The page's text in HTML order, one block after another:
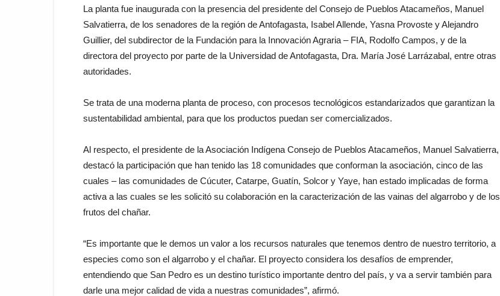
La planta fue inaugurada con la presencia del presidente del Consejo de Pueblos Atacameños, Manuel
Salvatierra, de los senadores de la región de Antofagasta, Isabel Allende, Yasna Provoste y Alejandro
Guillier, del subdirector de la Fundación para la Innovación Agraria – FIA, Rodolfo Campos, y de la
directora del proyecto por parte de la Universidad de Antofagasta, Dra. María José Larrázabal, entre otras
autoridades.
Se trata de una moderna planta de proceso, con procesos tecnológicos estandarizados que garantizan la
sustentabilidad ambiental, para que los productos puedan ser comercializados.
Al respecto, el presidente de la Asociación Indígena Consejo de Pueblos Atacameños, Manuel Salvatierra,
destacó la participación que han tenido las 18 comunidades que conforman la asociación, cinco de las
cuales – las comunidades de Cúcuter, Catarpe, Guatín, Solcor y Yaye, han estado implicadas de forma
activa a las cuales se les solicitó su colaboración en la caracterización de las vainas del algarrobo y de los
frutos del chañar.
“Es importante que le demos un valor a los recursos naturales que tenemos dentro de nuestro territorio, a
especies como son el algarrobo y el chañar. El proyecto considera los desafíos de emprender,
entendiendo que San Pedro es un destino turístico importante dentro del país, y va a servir también para
darle una mejor calidad de vida a nuestras comunidades”, afirmó.